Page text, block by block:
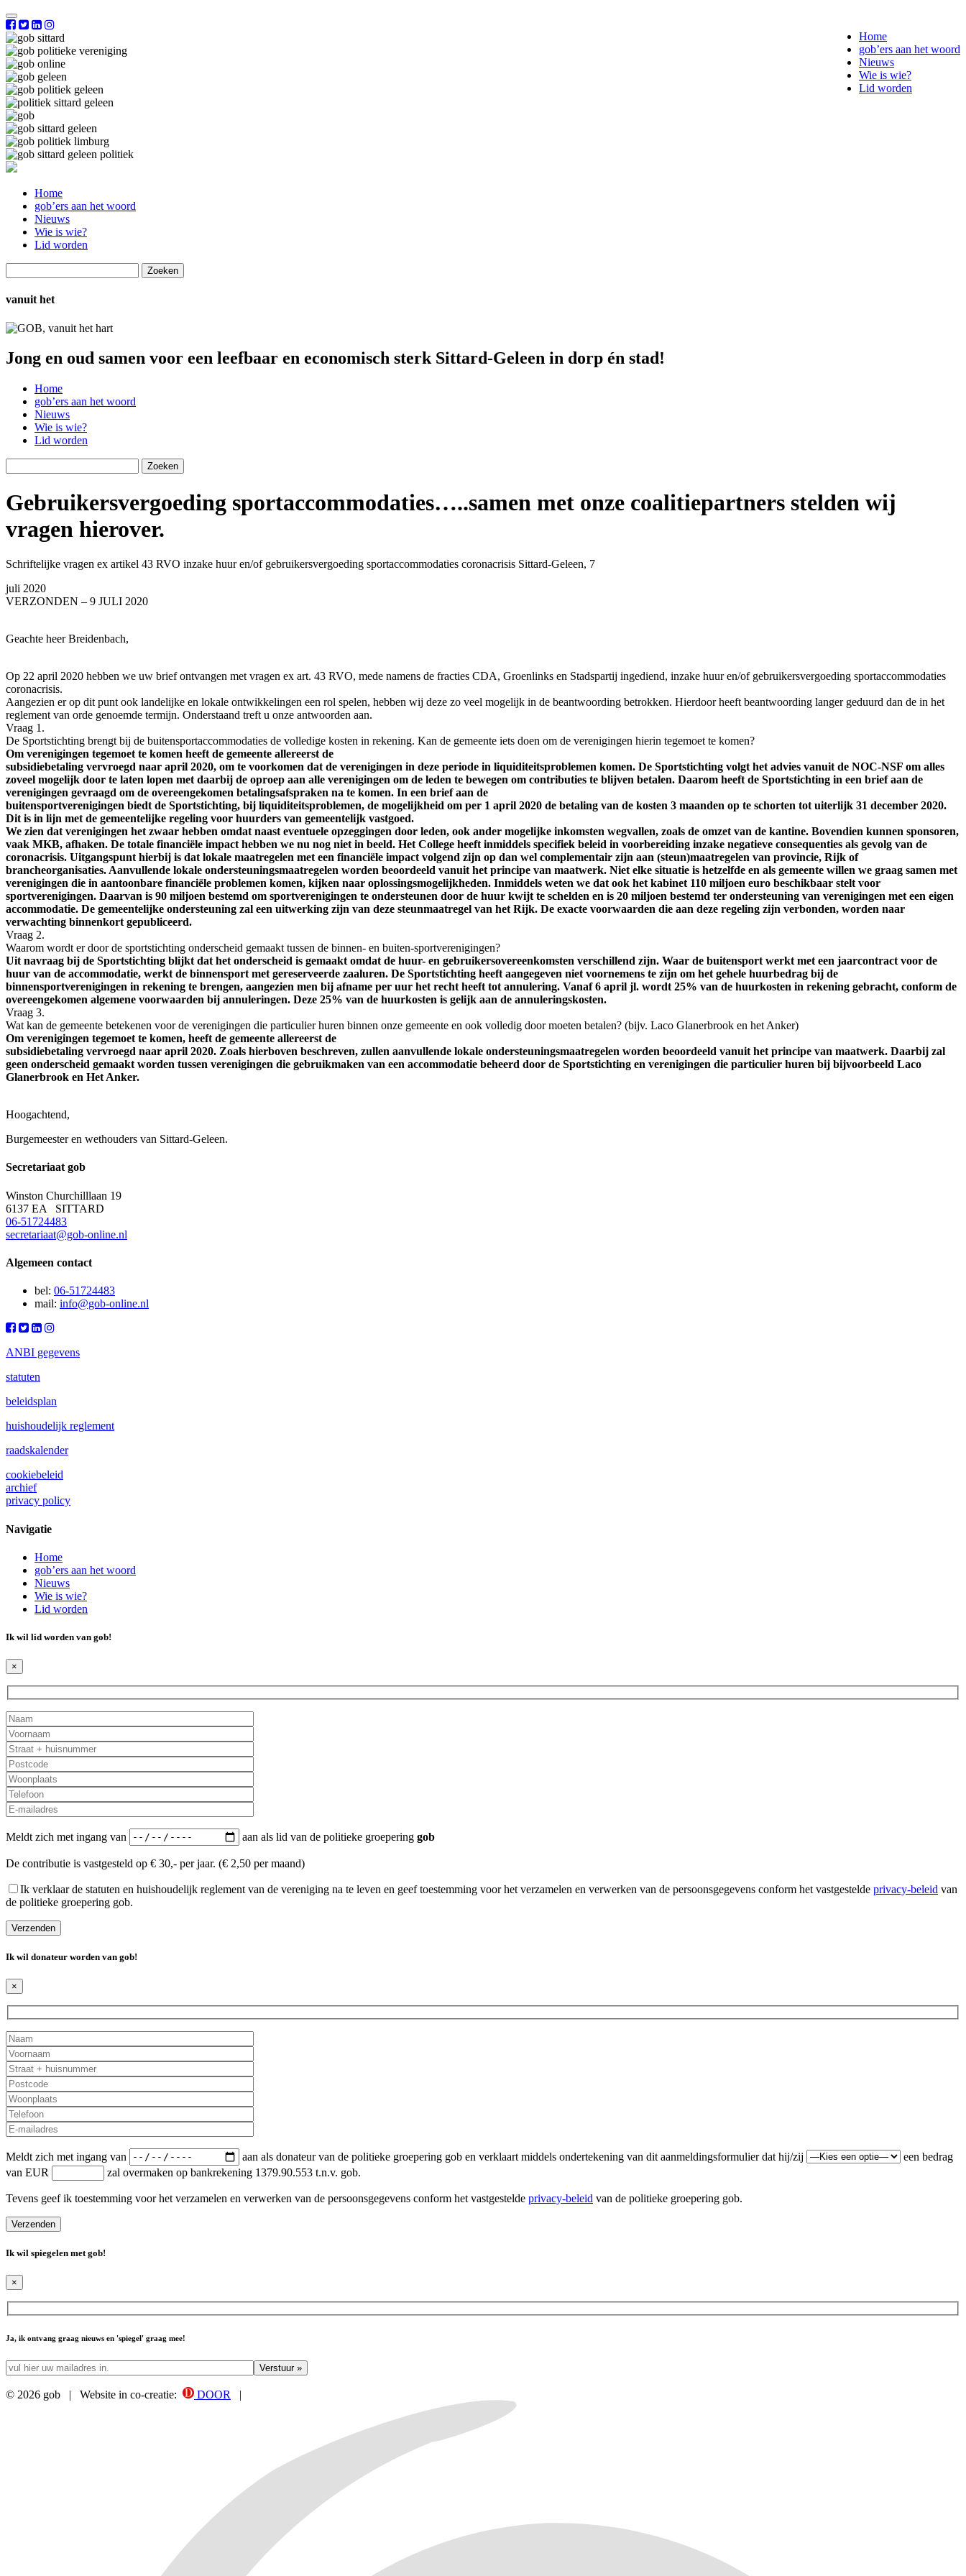
Home
gob’ers aan het woord
Nieuws
Wie is wie?
Lid worden
Home
gob’ers aan het woord
Nieuws
Wie is wie?
Lid worden
naar:
vanuit het
Jong en oud samen voor een leefbaar en economisch sterk Sittard-Geleen in dorp én stad!
Home
gob’ers aan het woord
Nieuws
Wie is wie?
Lid worden
naar:
Gebruikersvergoeding sportaccommodaties…..samen met onze coalitiepartners stelden wij
vragen hierover.
Schriftelijke vragen ex artikel 43 RVO inzake huur en/of gebruikersvergoeding sportaccommodaties coronacrisis Sittard-Geleen, 7
juli 2020
VERZONDEN – 9 JULI 2020
Geachte heer Breidenbach,
Op 22 april 2020 hebben we uw brief ontvangen met vragen ex art. 43 RVO, mede namens de fracties CDA, Groenlinks en Stadspartij ingediend, inzake huur en/of gebruikersvergoeding sportaccommodaties
coronacrisis.
Aangezien er op dit punt ook landelijke en lokale ontwikkelingen een rol spelen, hebben wij deze zo veel mogelijk in de beantwoording betrokken. Hierdoor heeft beantwoording langer geduurd dan de in het
reglement van orde genoemde termijn. Onderstaand treft u onze antwoorden aan.
Vraag 1.
De Sportstichting brengt bij de buitensportaccommodaties de volledige kosten in rekening. Kan de gemeente iets doen om de verenigingen hierin tegemoet te komen?
Om verenigingen tegemoet te komen heeft de gemeente allereerst de
subsidiebetaling vervroegd naar april 2020, om te voorkomen dat de verenigingen in deze periode in liquiditeitsproblemen komen. De Sportstichting volgt het advies vanuit de NOC-NSF om alles
zoveel mogelijk door te laten lopen met daarbij de oproep aan alle verenigingen om de leden te bewegen om contributies te blijven betalen. Daarom heeft de Sportstichting in een brief aan de
verenigingen gevraagd om de overeengekomen betalingsafspraken na te komen. In een brief aan de
buitensportverenigingen biedt de Sportstichting, bij liquiditeitsproblemen, de mogelijkheid om per 1 april 2020 de betaling van de kosten 3 maanden op te schorten tot uiterlijk 31 december 2020.
Dit is in lijn met de gemeentelijke regeling voor huurders van gemeentelijk vastgoed.
We zien dat verenigingen het zwaar hebben omdat naast eventuele opzeggingen door leden, ook ander mogelijke inkomsten wegvallen, zoals de omzet van de kantine. Bovendien kunnen sponsoren,
vaak MKB, afhaken. De totale financiële impact hebben we nu nog niet in beeld. Het College heeft inmiddels specifiek beleid in voorbereiding inzake negatieve consequenties als gevolg van de
coronacrisis. Uitgangspunt hierbij is dat lokale maatregelen met een financiële impact volgend zijn op dan wel complementair zijn aan (steun)maatregelen van provincie, Rijk of
brancheorganisaties. Aanvullende lokale ondersteuningsmaatregelen worden beoordeeld vanuit het principe van maatwerk. Niet elke situatie is hetzelfde en als gemeente willen we graag samen met
verenigingen die in aantoonbare financiële problemen komen, kijken naar oplossingsmogelijkheden. Inmiddels weten we dat ook het kabinet 110 miljoen euro beschikbaar stelt voor
sportverenigingen. Daarvan is 90 miljoen bestemd om sportverenigingen te ondersteunen door de huur kwijt te schelden en is 20 miljoen bestemd ter ondersteuning van verenigingen met een eigen
accommodatie. De gemeentelijke ondersteuning zal een uitwerking zijn van deze steunmaatregel van het Rijk. De exacte voorwaarden die aan deze regeling zijn verbonden, worden naar
verwachting binnenkort gepubliceerd.
Vraag 2.
Waarom wordt er door de sportstichting onderscheid gemaakt tussen de binnen- en buiten-sportverenigingen?
Uit navraag bij de Sportstichting blijkt dat het onderscheid is gemaakt omdat de huur- en gebruikersovereenkomsten verschillend zijn. Waar de buitensport werkt met een jaarcontract voor de
huur van de accommodatie, werkt de binnensport met gereserveerde zaaluren. De Sportstichting heeft aangegeven niet voornemens te zijn om het gehele huurbedrag bij de
binnensportverenigingen in rekening te brengen, aangezien men bij afname per uur het recht heeft tot annulering. Vanaf 6 april jl. wordt 25% van de huurkosten in rekening gebracht, conform de
overeengekomen algemene voorwaarden bij annuleringen. Deze 25% van de huurkosten is gelijk aan de annuleringskosten.
Vraag 3.
Wat kan de gemeente betekenen voor de verenigingen die particulier huren binnen onze gemeente en ook volledig door moeten betalen? (bijv. Laco Glanerbrook en het Anker)
Om verenigingen tegemoet te komen, heeft de gemeente allereerst de
subsidiebetaling vervroegd naar april 2020. Zoals hierboven beschreven, zullen aanvullende lokale ondersteuningsmaatregelen worden beoordeeld vanuit het principe van maatwerk. Daarbij zal
geen onderscheid gemaakt worden tussen verenigingen die gebruikmaken van een accommodatie beheerd door de Sportstichting en verenigingen die particulier huren bij bijvoorbeeld Laco
Glanerbrook en Het Anker.
Hoogachtend,
Burgemeester en wethouders van Sittard-Geleen.
Secretariaatgob
Winston Churchilllaan 19
6137 EA SITTARD
06-51724483
secretariaat@gob-online.nl
Algemeen contact
bel: 06-51724483
mail: info@gob-online.nl
ANBI gegevens
statuten
beleidsplan
huishoudelijk reglement
raadskalender
cookiebeleid
archief
privacy policy
Navigatie
Home
gob’ers aan het woord
Nieuws
Wie is wie?
Lid worden
Ik wil lid worden van gob!
×
Meldt zich met ingang van aan als lid van de politieke groepering gob
De contributie is vastgesteld op € 30,- per jaar. (€ 2,50 per maand)
Ik verklaar de statuten en huishoudelijk reglement van de vereniging na te leven en geef toestemming voor het verzamelen en verwerken van de persoonsgegevens conform het vastgestelde privacy-beleid van
de politieke groepering gob.
Ik wil donateur worden van gob!
×
Meldt zich met ingang van aan als donateur van de politieke groepering gob en verklaart middels ondertekening van dit aanmeldingsformulier dat hij/zij
een bedrag
van EUR
zal overmaken op bankrekening 1379.90.553 t.n.v. gob.
Tevens geef ik toestemming voor het verzamelen en verwerken van de persoonsgegevens conform het vastgestelde privacy-beleid van de politieke groepering gob.
Ik wil spiegelen met gob!
×
Ja, ik ontvang graag nieuws en 'spiegel' graag mee!
© 2026 gob | Website in co-creatie: DOOR |